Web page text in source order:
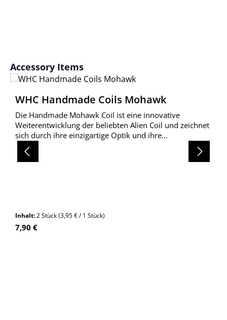
Produktgalerie überspringen
Accessory Items
WHC Handmade Coils Mohawk
Die Handmade Mohawk Coil ist eine innovative
Weiterentwicklung der beliebten Alien Coil und zeichnet
sich durch ihre einzigartige Optik und ihre
hervorragenden Eigenschaften aus.
Inhalt:2 Stück(3,95 € / 1 Stück)
Regulärer Preis:
7,90 €